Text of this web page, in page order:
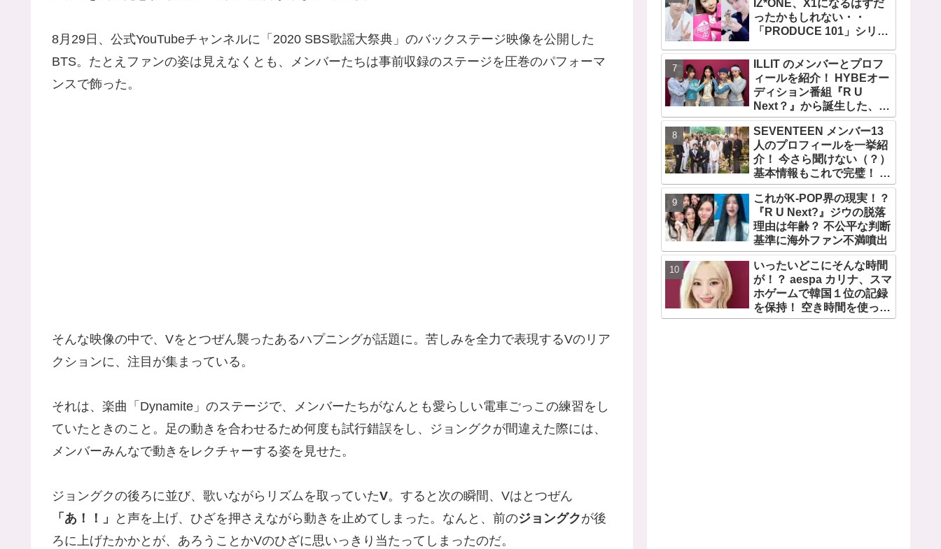
8月29日、公式YouTubeチャンネルに「2020 SBS歌謡大祭典」のバックステージ映像を公開した
BTS。たとえファンの姿は見えなくとも、メンバーたちは事前収録のステージを圧巻のパフォーマ
ンスで飾った。
そんな映像の中で、Vをとつぜん襲ったあるハプニングが話題に。苦しみを全力で表現するVのリア
クションに、注目が集まっている。
それは、楽曲「Dynamite」のステージで、メンバーたちがなんとも愛らしい電車ごっこの練習をし
ていたときのこと。足の動きを合わせるため何度も試行錯誤をし、ジョングクが間違えた際には、
メンバーみんなで動きをレクチャーする姿を見せた。
ジョングクの後ろに並び、歌いながらリズムを取っていたV。すると次の瞬間、Vはとつぜん
「あ！！」
と声を上げ、ひざを押さえながら動きを止めてしまった。なんと、前のジョングクが後
ろに上げたかかとが、あろうことかVのひざに思いっきり当たってしまったのだ。
わいい
IZ*ONE、X1になるはずだ
ったかもしれない・・
「PRODUCE 101」シリー
せられた練習生12人の氏名
が公表
ILLIT のメンバーとプロフ
ィールを紹介！ HYBEオー
ディション番組『R U
Next？』から誕生した、日
本人のイロハとモカを含む
5人組ガールズグループ！
デビュー曲「Magnetic」が
いきなりの大ヒット
SEVENTEEN メンバー13
人のプロフィールを一挙紹
介！ 今さら聞けない（？）
基本情報もこれで完璧！ 代
表曲から最新曲、爆笑コン
テンツ『GOING
SEVENTEEN』まで・・
VERY NICEな魅力が満載
これがK-POP界の現実！？
『R U Next?』ジウの脱落
理由は年齢？ 不公平な判断
基準に海外ファン不満噴出
いったいどこにそんな時間
が！？ aespa カリナ、スマ
ホゲームで韓国１位の記録
を保持！ 空き時間を使って
１万回ものミニゲームをク